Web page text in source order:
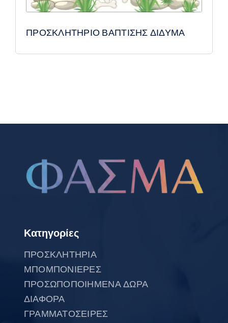
ΠΡΟΣΚΛΗΤΗΡΙΟ ΒΑΠΤΙΣΗΣ ΔΙΔΥΜΑ
Κατηγορίες
ΠΡΟΣΚΛΗΤΗΡΙΑ
ΜΠΟΜΠΟΝΙΕΡΕΣ
ΠΡΟΣΩΠΟΠΟΙΗΜΕΝΑ ΔΩΡΑ
ΔΙΑΦΟΡΑ
ΓΡΑΜΜΑΤΟΣΕΙΡΕΣ